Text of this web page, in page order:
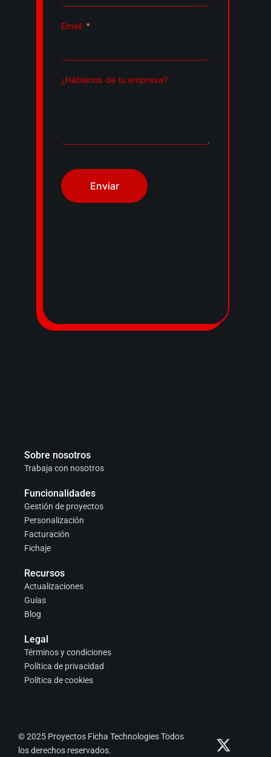
Email
¿Háblanos de tu empresa?
Enviar
Sobre nosotros
Trabaja con nosotros
Funcionalidades
Gestión de proyectos
Personalización
Facturación
Fichaje
Recursos
Actualizaciones
Guías
Blog
Legal
Términos y condiciones
Política de privacidad
Política de cookies
© 2025 Proyectos Ficha Technologies Todos
los derechos reservados.
X
-
Y
o
L
i